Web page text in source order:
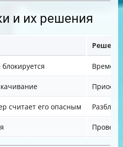
и их решения
считает его опасным